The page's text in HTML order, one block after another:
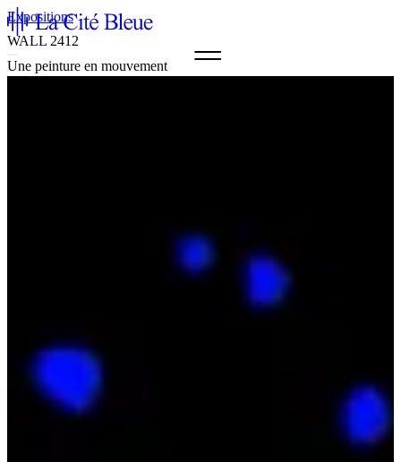
Expositions
WALL 2412
Une peinture en mouvement